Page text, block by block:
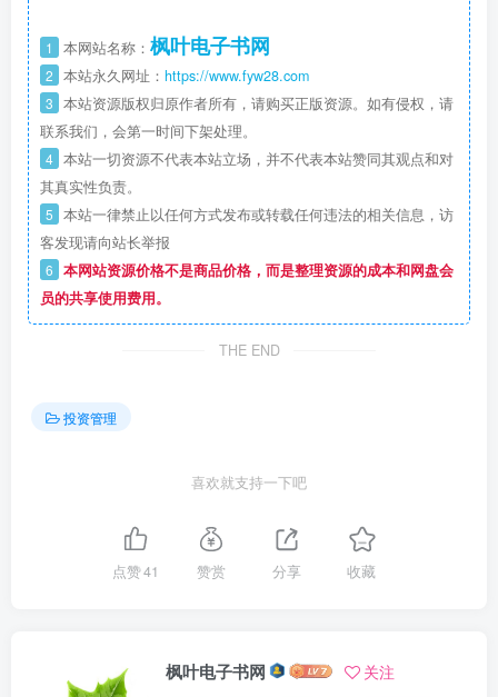
1 本网站名称： 枫叶电子书网
2 本站永久网址： https://www.fyw28.com
3 本站资源版权归原作者所有，请购买正版资源。如有侵权，请
联系我们，会第一时间下架处理。
4 本站一切资源不代表本站立场，并不代表本站赞同其观点和对
其真实性负责。
5 本站一律禁止以任何方式发布或转载任何违法的相关信息，访
客发现请向站长举报
6 本网站资源价格不是商品价格，而是整理资源的成本和网盘会
员的共享使用费用。
THE END
投资管理
喜欢就支持一下吧
点赞41 赞赏 分享 收藏
枫叶电子书网 关注